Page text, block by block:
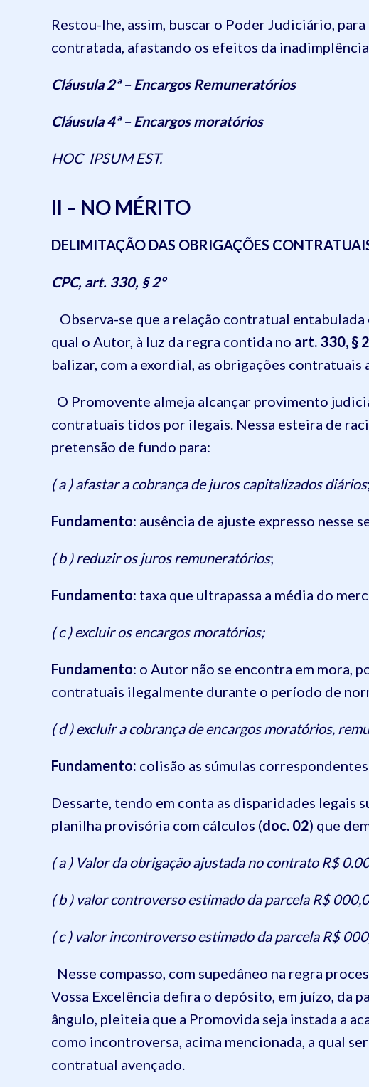
Restou-lhe, assim, buscar o Poder Judiciário,
contratada, afastando os efeitos da
Cláusula 2ª – Encargos Remuneratórios
Cláusula 4ª – Encargos moratórios
HOC IPSUM EST.
II – NO MÉRITO
DELIMITAÇÃO DAS OBRIGAÇÕES
CPC, art. 330, § 2º
Observa-se que a relação contratual
qual o Autor, à luz da regra contida no art. 330, §
balizar, com a exordial, as obrigações
O Promovente almeja alcançar provimento
contratuais tidos por ilegais. Nessa esteira de
pretensão de fundo para:
( a ) afastar a cobrança de juros capitalizadosdiários;
Fundamento: ausência de ajuste expresso nesse
( b ) reduzir os juros remuneratórios;
Fundamento: taxa que ultrapassa a média do
( c ) excluir os encargos moratórios;
Fundamento: o Autor não se encontra em mora,
contratuais ilegalmente durante o período de
( d ) excluir a cobrança de encargos moratórios,
Fundamento: colisão as súmulas correspondentes
Dessarte, tendo em conta as disparidades legais
planilha provisória com cálculos (doc. 02) que
( a ) Valor da obrigação ajustada no contrato R$
( b ) valorcontroverso estimadoda parcela R$
( c ) valorincontroverso estimadoda parcela R$
Nesse compasso, com supedâneo na regra
Vossa Excelência defira o depósito, em juízo, da
ângulo, pleiteia que a Promovida seja instada a
como incontroversa, acima mencionada, a qual
contratual avençado.